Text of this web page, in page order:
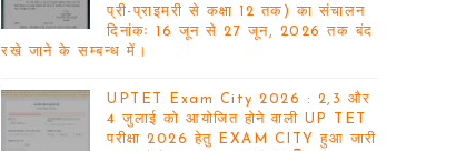
प्री-प्राइमरी से कक्षा 12 तक) का संचालन
दिनांकः 16 जून से 27 जून, 2026 तक बंद
रखे जाने के सम्बन्ध में।
UPTET Exam City 2026 : 2,3 और
4 जुलाई को आयोजित होने वाली UP TET
परीक्षा 2026 हेतु EXAM CITY हुआ जारी